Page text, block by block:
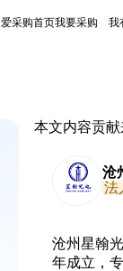
爱采购首页我要采购 我
本文内容贡献
沧
法
沧州星翰
年成立，